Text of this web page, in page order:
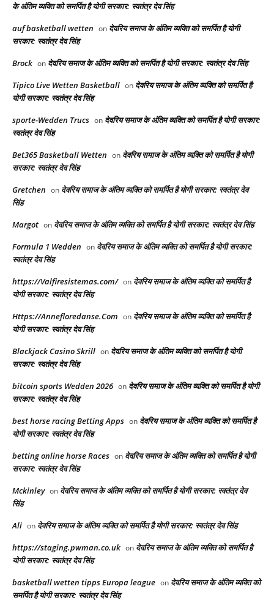
के अंतिम व्यक्ति को समर्पित है योगी सरकार: स्वतंत्र देव सिंह
auf basketball wetten on देवरिय समाज के अंतिम व्यक्ति को समर्पित है योगी
सरकार: स्वतंत्र देव सिंह
Brock on देवरिय समाज के अंतिम व्यक्ति को समर्पित है योगी सरकार: स्वतंत्र देव सिंह
Tipico Live Wetten Basketball on देवरिय समाज के अंतिम व्यक्ति को समर्पित है
योगी सरकार: स्वतंत्र देव सिंह
sporte-Wedden Trucs on देवरिय समाज के अंतिम व्यक्ति को समर्पित है योगी सरकार:
स्वतंत्र देव सिंह
Bet365 Basketball Wetten on देवरिय समाज के अंतिम व्यक्ति को समर्पित है योगी
सरकार: स्वतंत्र देव सिंह
Gretchen on देवरिय समाज के अंतिम व्यक्ति को समर्पित है योगी सरकार: स्वतंत्र देव
सिंह
Margot on देवरिय समाज के अंतिम व्यक्ति को समर्पित है योगी सरकार: स्वतंत्र देव सिंह
Formula 1 Wedden on देवरिय समाज के अंतिम व्यक्ति को समर्पित है योगी सरकार:
स्वतंत्र देव सिंह
https://Valfiresistemas.com/ on देवरिय समाज के अंतिम व्यक्ति को समर्पित है
योगी सरकार: स्वतंत्र देव सिंह
Https://Annefloredanse.Com on देवरिय समाज के अंतिम व्यक्ति को समर्पित है
योगी सरकार: स्वतंत्र देव सिंह
Blackjack Casino Skrill on देवरिय समाज के अंतिम व्यक्ति को समर्पित है योगी
सरकार: स्वतंत्र देव सिंह
bitcoin sports Wedden 2026 on देवरिय समाज के अंतिम व्यक्ति को समर्पित है योगी
सरकार: स्वतंत्र देव सिंह
best horse racing Betting Apps​ on देवरिय समाज के अंतिम व्यक्ति को समर्पित है
योगी सरकार: स्वतंत्र देव सिंह
betting online horse Races​ on देवरिय समाज के अंतिम व्यक्ति को समर्पित है योगी
सरकार: स्वतंत्र देव सिंह
Mckinley on देवरिय समाज के अंतिम व्यक्ति को समर्पित है योगी सरकार: स्वतंत्र देव
सिंह
Ali on देवरिय समाज के अंतिम व्यक्ति को समर्पित है योगी सरकार: स्वतंत्र देव सिंह
https://staging.pwman.co.uk on देवरिय समाज के अंतिम व्यक्ति को समर्पित है
योगी सरकार: स्वतंत्र देव सिंह
basketball wetten tipps Europa league on देवरिय समाज के अंतिम व्यक्ति को
समर्पित है योगी सरकार: स्वतंत्र देव सिंह